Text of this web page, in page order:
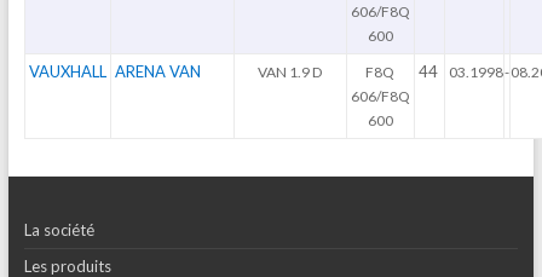
606/F8Q
600
VAUXHALL ARENA VAN VAN 1.9 D
F8Q
606/F8Q
600
44 03.1998-
La société
Les produits